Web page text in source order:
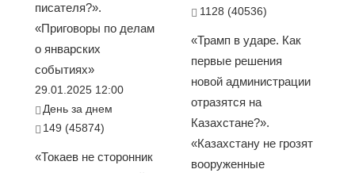
писателя?».
«Приговоры по делам
о январских
событиях»
29.01.2025 12:00
День за днем
149 (45874)
«Токаев не сторонник
1128 (40536)
«Трамп в ударе. Как
первые решения
новой администрации
отразятся на
Казахстане?».
«Казахстану не грозят
вооруженные